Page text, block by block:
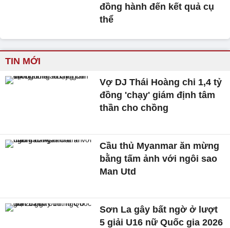
đồng hành đến kết quả cụ
thể
TIN MỚI
Vợ DJ Thái Hoàng chi 1,4 tỷ
đồng 'chạy' giám định tâm
thần cho chồng
Cầu thủ Myanmar ăn mừng
bằng tấm ảnh với ngôi sao
Man Utd
Sơn La gây bất ngờ ở lượt
5 giải U16 nữ Quốc gia 2026